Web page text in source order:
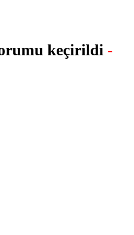
keçirildi -